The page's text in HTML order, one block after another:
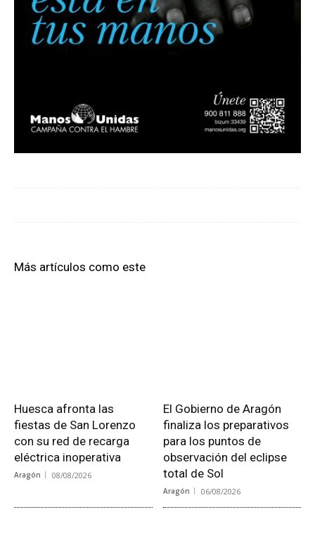
Más artículos como este
Huesca afronta las
fiestas de San Lorenzo
con su red de recarga
eléctrica inoperativa
Aragón 08/08/2026
El Gobierno de Aragón
finaliza los preparativos
para los puntos de
observación del eclipse
total de Sol
Aragón 06/08/2026